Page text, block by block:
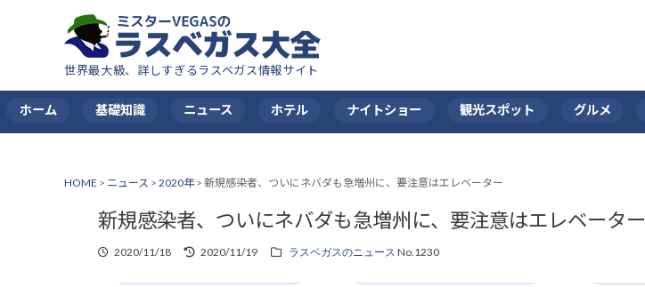
世界最大級、詳しすぎるラスベガス情報サイト
ホーム 基礎知識 ニュース ホテル ナイトショー 観光スポット グルメ
HOME > ニュース > 2020年> 新規感染者、ついにネバダも急増州に、要注意はエレベーター
新規感染者、ついにネバダも急増州に、要注意はエレベーター
2020/11/18 2020/11/19 ラスベガスのニュース No.1230